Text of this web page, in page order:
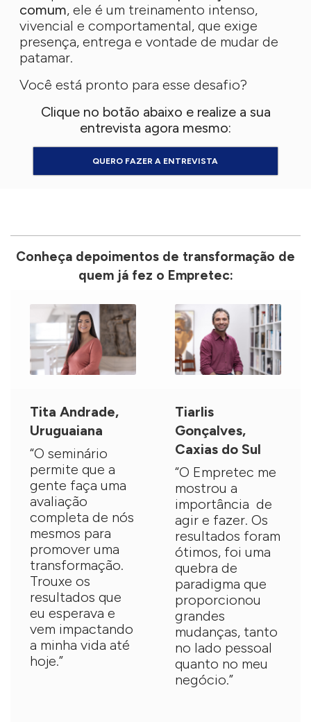
comum, ele é um treinamento intenso,
vivencial e comportamental, que exige
presença, entrega e vontade de mudar de
patamar.
Você está pronto para esse desafio?
Clique no botão abaixo e realize a sua
entrevista agora mesmo:
QUERO FAZER A ENTREVISTA
Conheça depoimentos de transformação de
quem já fez o Empretec:
Tita Andrade,
Uruguaiana
“O seminário
permite que a
gente faça uma
avaliação
completa de nós
mesmos para
promover uma
transformação.
Trouxe os
resultados que
eu esperava e
vem impactando
a minha vida até
hoje.”
Tiarlis
Gonçalves,
Caxias do Sul
“O Empretec me
mostrou a
importância de
agir e fazer. Os
resultados foram
ótimos, foi uma
quebra de
paradigma que
proporcionou
grandes
mudanças, tanto
no lado pessoal
quanto no meu
negócio.”